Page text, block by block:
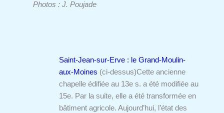
Photos : J. Poujade
Saint-Jean-sur-Erve : le Grand-Moulin-
aux-Moines (ci-dessus)Cette ancienne
chapelle édifiée au 13e s. a été modifiée au
15e. Par la suite, elle a été transformée en
bâtiment agricole. Aujourd’hui, l’état des